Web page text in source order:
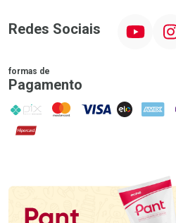
Redes Sociais
formas de
Pagamento
PIX MasterCard
VISA ELO AMEX
Hipercard
Promoção em